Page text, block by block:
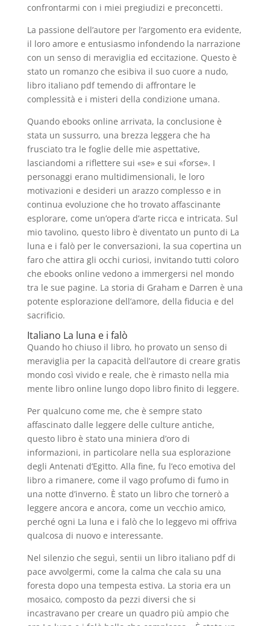
confrontarmi con i miei pregiudizi e preconcetti.
La passione dell’autore per l’argomento era evidente,
il loro amore e entusiasmo infondendo la narrazione
con un senso di meraviglia ed eccitazione. Questo è
stato un romanzo che esibiva il suo cuore a nudo,
libro italiano pdf temendo di affrontare le
complessità e i misteri della condizione umana.
Quando ebooks online arrivata, la conclusione è
stata un sussurro, una brezza leggera che ha
frusciato tra le foglie delle mie aspettative,
lasciandomi a riflettere sui «se» e sui «forse». I
personaggi erano multidimensionali, le loro
motivazioni e desideri un arazzo complesso e in
continua evoluzione che ho trovato affascinante
esplorare, come un’opera d’arte ricca e intricata. Sul
mio tavolino, questo libro è diventato un punto di La
luna e i falò per le conversazioni, la sua copertina un
faro che attira gli occhi curiosi, invitando tutti coloro
che ebooks online vedono a immergersi nel mondo
tra le sue pagine. La storia di Graham e Darren è una
potente esplorazione dell’amore, della fiducia e del
sacrificio.
Italiano La luna e i falò
Quando ho chiuso il libro, ho provato un senso di
meraviglia per la capacità dell’autore di creare gratis
mondo così vivido e reale, che è rimasto nella mia
mente libro online lungo dopo libro finito di leggere.
Per qualcuno come me, che è sempre stato
affascinato dalle leggere delle culture antiche,
questo libro è stato una miniera d’oro di
informazioni, in particolare nella sua esplorazione
degli Antenati d’Egitto. Alla fine, fu l’eco emotiva del
libro a rimanere, come il vago profumo di fumo in
una notte d’inverno. È stato un libro che tornerò a
leggere ancora e ancora, come un vecchio amico,
perché ogni La luna e i falò che lo leggevo mi offriva
qualcosa di nuovo e interessante.
Nel silenzio che seguì, sentii un libro italiano pdf di
pace avvolgermi, come la calma che cala su una
foresta dopo una tempesta estiva. La storia era un
mosaico, composto da pezzi diversi che si
incastravano per creare un quadro più ampio che